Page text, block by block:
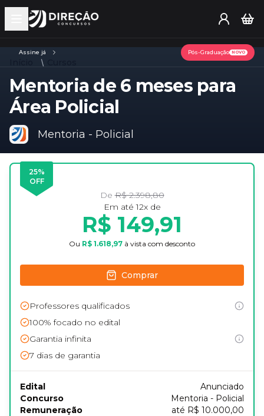
Open main menu
Assine já Pós-Graduação NOVO
Mentoria de 6 meses para
Área Policial
Mentoria - Policial
25%
OFF
DeR$ 2.398,80
Em até12x de
R$ 149,91
Ou R$ 1.618,97 à vista com desconto
Comprar
Professores qualificados
100% focado no edital
Garantia infinita
7 dias de garantia
Edital
Anunciado
Concurso
Mentoria - Policial
Remuneração
até R$ 10.000,00